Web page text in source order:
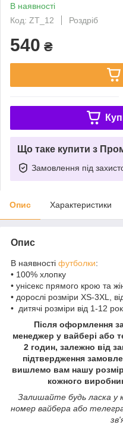
В наявності
Код: ZT_12
Роздріб
540 ₴
Що таке купити з
Замовлення під
Опис Характеристики
Опис
В наявності футболки:
• 100% хлопку
• унісекс прямого крою та
• дорослі розміри XS-3XL,
• дитячі розміри від 1-12
Після оформлення
менеджер у вайбері або
2 годин, залежно від
підтвердження
вишлемо вам нашу
кожного
Залишайте будь ласка у
номер вайбера або